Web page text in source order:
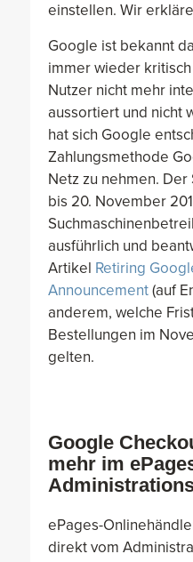
einstellen. Wir
Google ist bekannt
immer wieder
Nutzer nicht mehr
aussortiert und nicht
hat sich Google
Zahlungsmethode
Netz zu nehmen.
bis 20. November
ausführlich und
Artikel Retiring
Announcement(auf
anderem, welche
Bestellungen im
gelten.
Google
mehr im
ePages-
direkt vom